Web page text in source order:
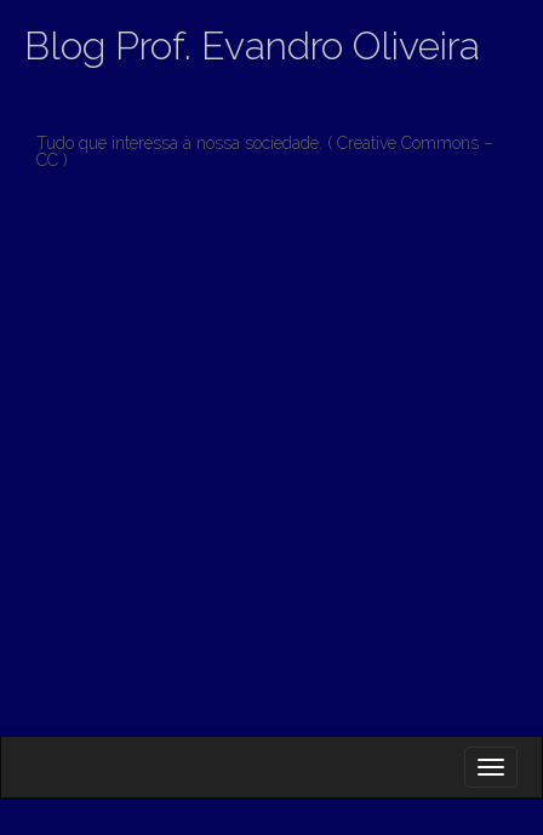
Blog Prof. Evandro Oliveira
Tudo que interessa à nossa sociedade. ( Creative Commons –
CC )